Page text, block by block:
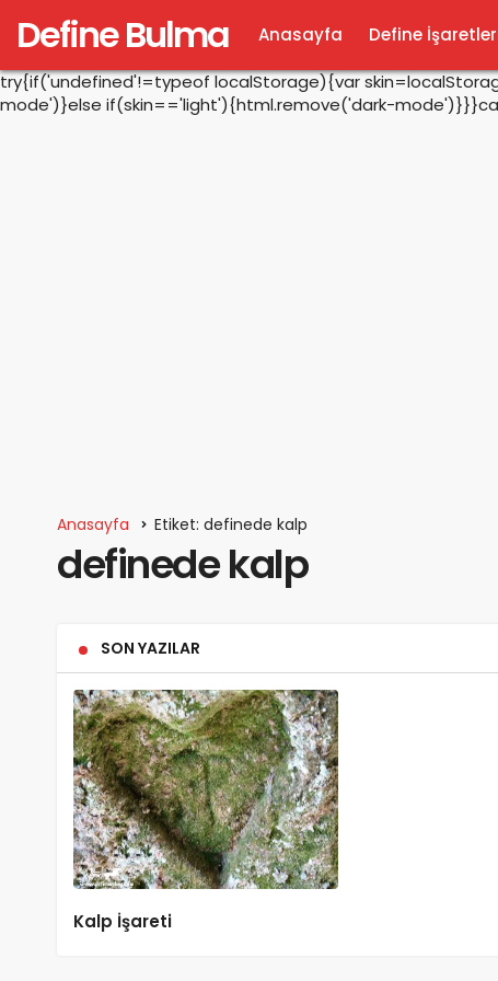
try{if('undefined'!=typeof localStorage){var
mode')}else if(skin=='light'){html.remove('dark-
Define Bulma Anasayfa Define
Anasayfa Etiket: definede kalp
definede kalp
SON YAZILAR
Kalp İşareti